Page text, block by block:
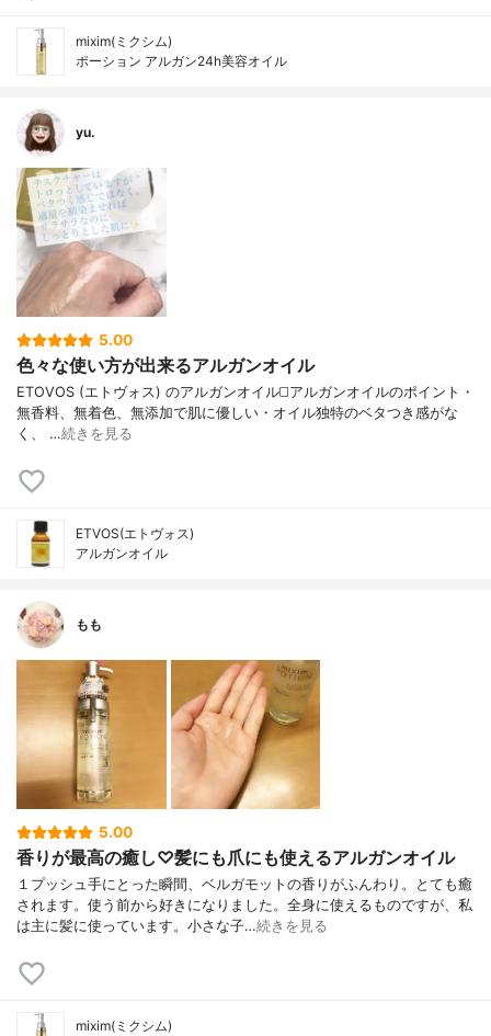
mixim(ミクシム)
ポーション アルガン24h美容オイル
yu.
5.00
色々な使い方が出来るアルガンオイル
ETOVOS (エトヴォス) のアルガンオイル ◻️アルガンオイルのポイント ・
無香料、無着色、無添加で肌に優しい ・オイル独特のベタつき感がな
く、 …続きを見る
ETVOS(エトヴォス)
アルガンオイル
もも
5.00
香りが最高の癒し♡髪にも爪にも使えるアルガンオイル
１プッシュ手にとった瞬間、ベルガモットの香りがふんわり。とても癒
されます。使う前から好きになりました。全身に使えるものですが、私
は主に髪に使っています。小さな子…続きを見る
mixim(ミクシム)